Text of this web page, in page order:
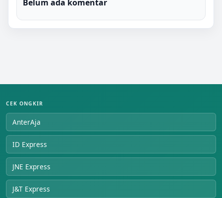
Belum ada komentar
CEK ONGKIR
AnterAja
ID Express
JNE Express
J&T Express